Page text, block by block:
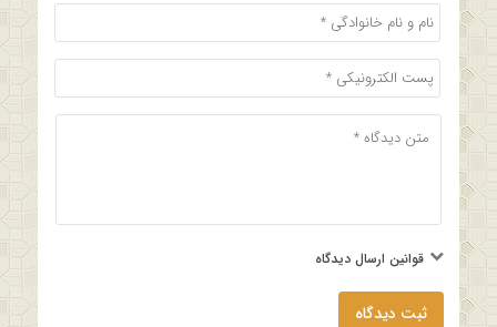
قوانین ارسال دیدگاه
ثبت دیدگاه